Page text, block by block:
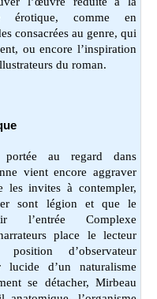
érotique, comme en
consacrées au genre, qui
ou encore l’inspiration
du roman.
portée au regard dans
vient encore aggraver
les invites à contempler,
sont légion et que le
l’entrée Complexe
place le lecteur
d’observateur
lucide d’un naturalisme
se détacher, Mirbeau